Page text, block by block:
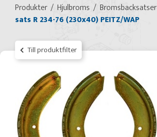
Produkter Hjulbroms Bromsbacksatser
sats R 234-76 (230x40) PEITZ/WAP
Till produktfilter